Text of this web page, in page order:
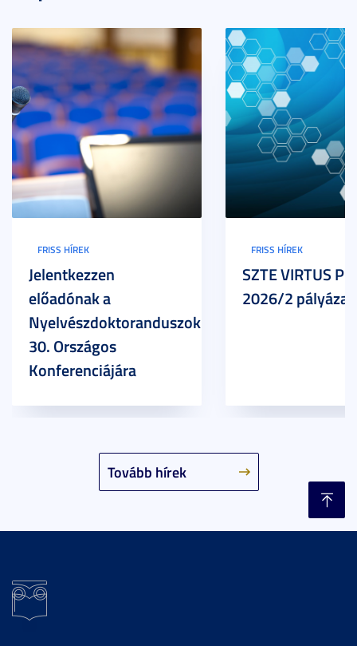
Tovább hírek
FRISS HÍREK
Jelentkezzen
előadónak a
Nyelvészdoktoranduszok
30. Országos
Konferenciájára
FRISS HÍREK
SZTE VIRTUS
2026/2